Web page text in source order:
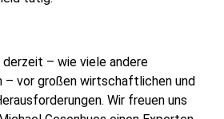
derzeit – wie viele andere
– vor großen wirtschaftlichen und
Wir freuen uns